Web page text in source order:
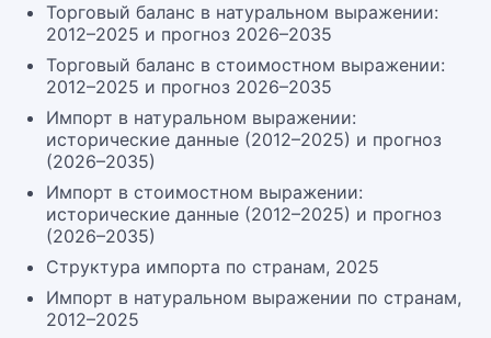
Торговый баланс в натуральном выражении:
2012–2025 и прогноз 2026–2035
Торговый баланс в стоимостном выражении:
2012–2025 и прогноз 2026–2035
Импорт в натуральном выражении:
исторические данные (2012–2025) и прогноз
(2026–2035)
Импорт в стоимостном выражении:
исторические данные (2012–2025) и прогноз
(2026–2035)
Структура импорта по странам, 2025
Импорт в натуральном выражении по странам,
2012–2025